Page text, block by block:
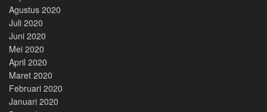
Agustus 2020
Juli 2020
Juni 2020
Mei 2020
April 2020
Maret 2020
Februari 2020
Januari 2020